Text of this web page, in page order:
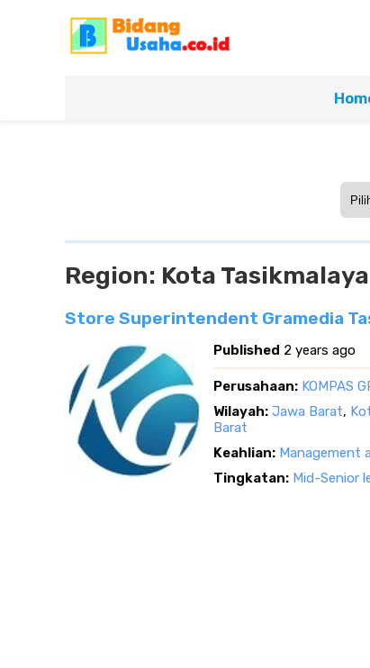
Region: Kota
Store Superintendent Gramedia
Published 2 years ago
Perusahaan: KOMPAS
Wilayah: Jawa Barat,
Barat
Keahlian: Management
Tingkatan: Mid-Senior